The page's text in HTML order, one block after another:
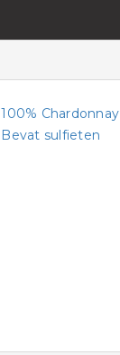
100% Chardonnay
Bevat sulfieten